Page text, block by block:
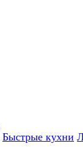
Быстрые кухни